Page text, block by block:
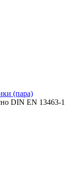
(пара)
DIN EN 13463-1